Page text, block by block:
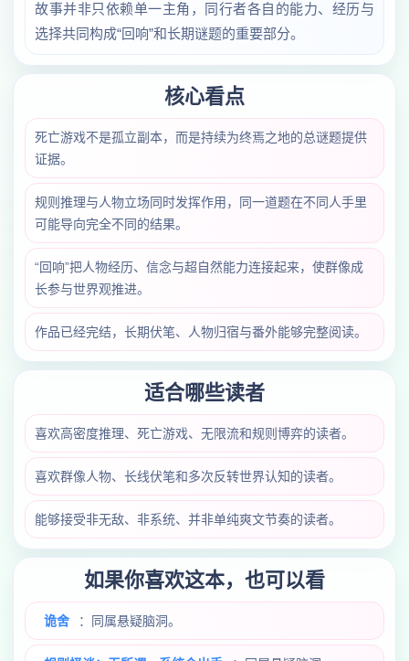
故事并非只依赖单一主角，同行者各自的能力、经历与
选择共同构成“回响”和长期谜题的重要部分。
核心看点
死亡游戏不是孤立副本，而是持续为终焉之地的总谜题提供
证据。
规则推理与人物立场同时发挥作用，同一道题在不同人手里
可能导向完全不同的结果。
“回响”把人物经历、信念与超自然能力连接起来，使群像成
长参与世界观推进。
作品已经完结，长期伏笔、人物归宿与番外能够完整阅读。
适合哪些读者
喜欢高密度推理、死亡游戏、无限流和规则博弈的读者。
喜欢群像人物、长线伏笔和多次反转世界认知的读者。
能够接受非无敌、非系统、并非单纯爽文节奏的读者。
如果你喜欢这本，也可以看
诡舍 ：同属悬疑脑洞。